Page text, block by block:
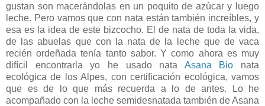
gustan son macerándolas en un poquito de azúcar y luego
leche. Pero vamos que con nata están también increíbles, y
esa es la idea de este bizcocho. El de nata de toda la vida,
de las abuelas que con la nata de la leche que de vaca
recién ordeñada tenía tanto sabor. Y como ahora es muy
difícil encontrarla yo he usado nata Asana Bio nata
ecológica de los Alpes, con certificación ecológica, vamos
que es de lo que más recuerda a lo de antes. Lo he
acompañado con la leche semidesnatada también de Asana